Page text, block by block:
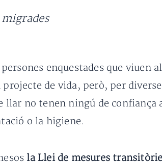
enquestades que viuen
de vida, però, per
llar no tenen ningú de confiança
o la higiene.
la Llei de mesures